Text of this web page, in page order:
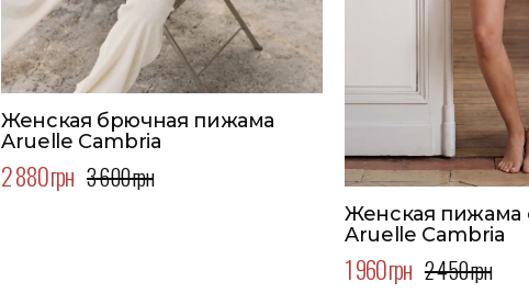
Женская брючная пижама
Aruelle Cambria
2 880 грн 3 600 грн
Женская пижама
Aruelle Cambria
1 960 грн 2 450 грн